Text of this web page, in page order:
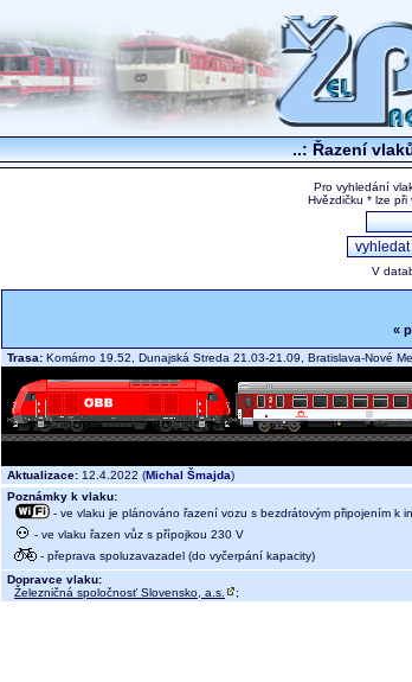
..: Řazení
Pro vyhledání
Hvězdičku * lze
V
«
Trasa: Komárno 19.52, Dunajská Streda 21.03-21.09, Bratislava-Nové
Aktualizace: 12.4.2022 (Michal Šmajda)
Poznámky k vlaku:
- ve vlaku je plánováno řazení vozu s bezdrátovým připojením k
- ve vlaku řazen vůz s přípojkou 230 V
- přeprava spoluzavazadel (do vyčerpání kapacity)
Dopravce vlaku:
Železničná spoločnosť Slovensko, a.s.
;